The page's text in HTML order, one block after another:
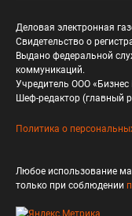
Деловая электронная
Свидетельство о
Выдано федеральной
коммуникаций.
Учредитель ООО
Шеф-редактор (главный
Политика о
Любое использование
только при соблюдении